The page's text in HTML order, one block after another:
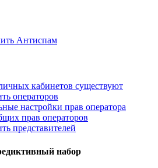
Антиспам
кабинетов существуют
операторов
настройки прав оператора
прав операторов
представителей
набор